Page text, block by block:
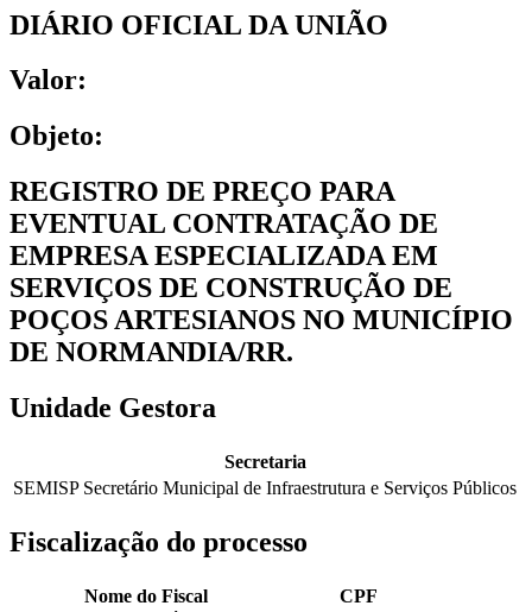
DIÁRIO OFICIAL DA UNIÃO
Valor:
Objeto:
REGISTRO DE PREÇO PARA
EVENTUAL CONTRATAÇÃO DE
EMPRESA ESPECIALIZADA EM
SERVIÇOS DE CONSTRUÇÃO DE
POÇOS ARTESIANOS NO MUNICÍPIO
DE NORMANDIA/RR.
Unidade Gestora
Secretaria
SEMISP Secretário Municipal de Infraestrutura e Serviços Públicos
Fiscalização do processo
Nome do Fiscal
CPF